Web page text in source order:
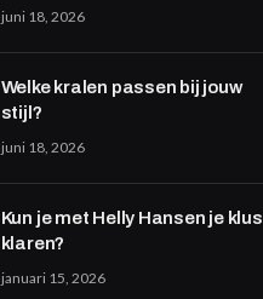
juni 18, 2026
Welke kralen passen bij jouw
stijl?
juni 18, 2026
Kun je met Helly Hansen je klus
klaren?
januari 15, 2026